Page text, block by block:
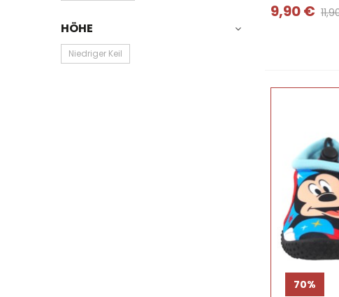
HÖHE
Niedriger Keil
9,90 €
70%